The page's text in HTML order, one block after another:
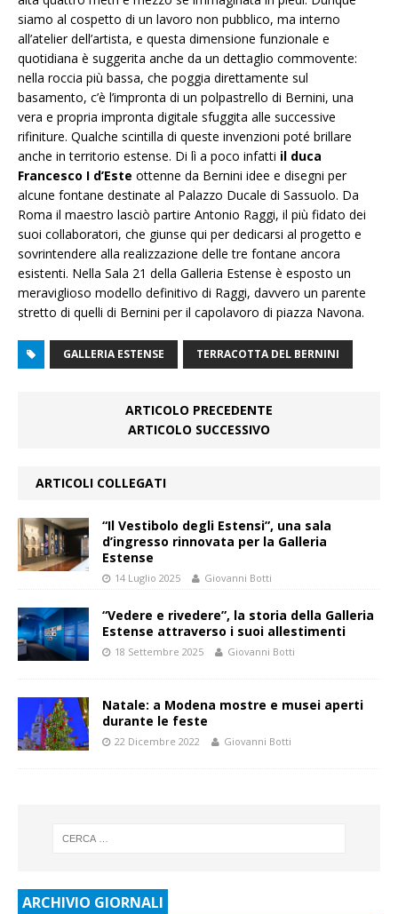
siamo al cospetto di un lavoro non pubblico, ma interno
all’atelier dell’artista, e questa dimensione funzionale e
quotidiana è suggerita anche da un dettaglio commovente:
nella roccia più bassa, che poggia direttamente sul
basamento, c’è l’impronta di un polpastrello di Bernini, una
vera e propria impronta digitale sfuggita alle successive
rifiniture. Qualche scintilla di queste invenzioni poté brillare
anche in territorio estense. Di lì a poco infatti il duca
Francesco I d’Este ottenne da Bernini idee e disegni per
alcune fontane destinate al Palazzo Ducale di Sassuolo. Da
Roma il maestro lasciò partire Antonio Raggi, il più fidato dei
suoi collaboratori, che giunse qui per dedicarsi al progetto e
sovrintendere alla realizzazione delle tre fontane ancora
esistenti. Nella Sala 21 della Galleria Estense è esposto un
meraviglioso modello definitivo di Raggi, davvero un parente
stretto di quelli di Bernini per il capolavoro di piazza Navona.
GALLERIA ESTENSE TERRACOTTA DEL BERNINI
ARTICOLO PRECEDENTE
ARTICOLO SUCCESSIVO
ARTICOLI COLLEGATI
“Il Vestibolo degli Estensi”, una sala
d’ingresso rinnovata per la Galleria
Estense
14 Luglio 2025 Giovanni Botti
“Vedere e rivedere”, la storia della Galleria
Estense attraverso i suoi allestimenti
18 Settembre 2025 Giovanni Botti
Natale: a Modena mostre e musei aperti
durante le feste
22 Dicembre 2022 Giovanni Botti
ARCHIVIO GIORNALI